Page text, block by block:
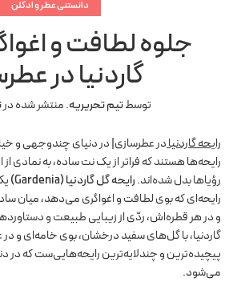
دانستنی عطر و ادکلن
جلوه لطافت و
گاردنیا در
توسطتیم تحریریه.منتشر شده در
رایحه گاردنیادر عطرسازی| در دنیای چندوجهی و
رایحه‌ها هستند که فراتر از یک نت ساده، به نمادی
رؤیاها بدل شده‌اند.رایحه گل گاردنیا (Gardenia)
رایحه‌ای که بوی لطافت و اغواگری می‌دهد، میان
و در هر قطره‌اش، ردّی از زیبایی طبیعت و
گاردنیا، با گل‌های سفید درخشان، بوی خامه‌ای و
پیچیده‌ترین و چندلایه‌ترین رایحه‌هایی‌ست که در
می‌شود.